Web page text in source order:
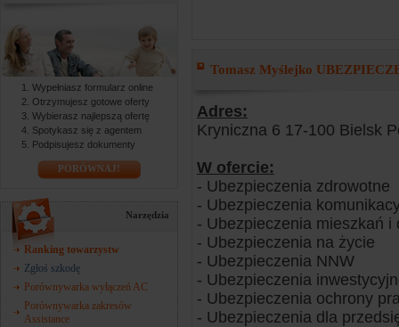
Wypełniasz formularz online
Otrzymujesz gotowe oferty
Wybierasz najlepszą ofertę
Spotykasz się z agentem
Podpisujesz dokumenty
PORÓWNAJ!
Narzędzia
Ranking towarzystw
Zgłoś szkodę
Porównywarka wyłączeń AC
Porównywarka zakresów
Assistance
Tomasz Myślejko
Adres:
Kryniczna 6 17-100 Bielsk
W ofercie:
- Ubezpieczenia zdrowotne
- Ubezpieczenia
- Ubezpieczenia mieszkań i
- Ubezpieczenia na życie
- Ubezpieczenia NNW
- Ubezpieczenia
- Ubezpieczenia ochrony
- Ubezpieczenia dla